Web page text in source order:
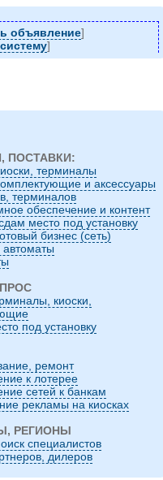
объявление]
]
ПОСТАВКИ:
терминалы
и аксессуары
терминалов
обеспечение и контент
место под установку
бизнес (сеть)
автоматы
киоски,
под установку
ремонт
к лотерее
сетей к банкам
рекламы на киосках
РЕГИОНЫ
специалистов
дилеров